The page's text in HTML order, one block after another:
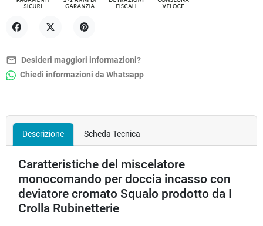
mail_outline Desideri maggiori informazioni?
Chiedi informazioni da Whatsapp
Descrizione Scheda Tecnica
Caratteristiche del miscelatore
monocomando per doccia incasso con
deviatore cromato Squalo prodotto da I
Crolla Rubinetterie